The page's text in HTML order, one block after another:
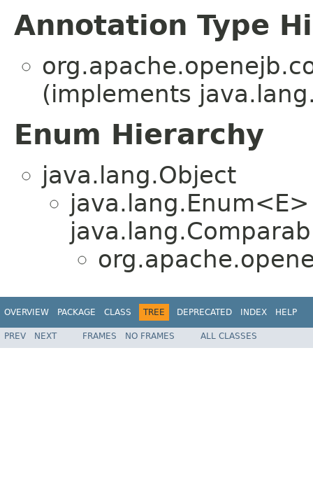
Annotation Type
(implements
Enum Hierarchy
java.lang.Object
OVERVIEW PACKAGE CLASS TREE DEPRECATED INDEX HELP
PREV NEXT FRAMES NO FRAMES ALL CLASSES